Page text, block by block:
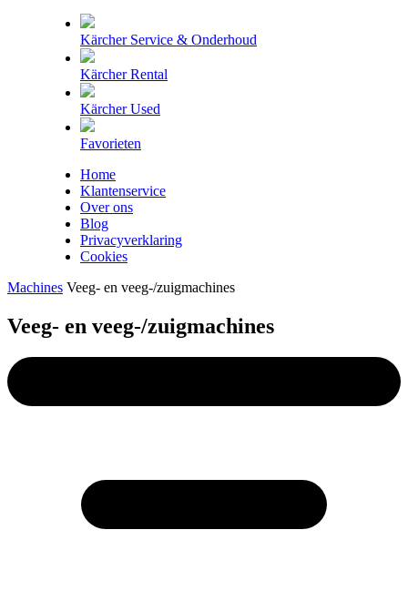
Kärcher Service & Onderhoud
Kärcher Rental
Kärcher Used
Favorieten
Home
Klantenservice
Over ons
Blog
Privacyverklaring
Cookies
Machines Veeg- en veeg-/zuigmachines
Veeg- en veeg-/zuigmachines